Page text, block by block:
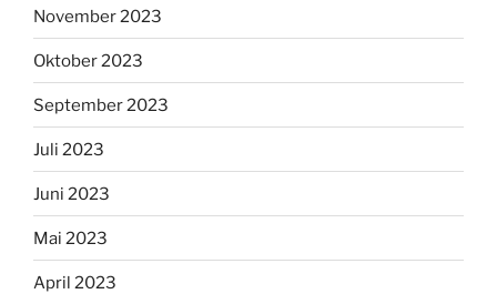
November 2023
Oktober 2023
September 2023
Juli 2023
Juni 2023
Mai 2023
April 2023